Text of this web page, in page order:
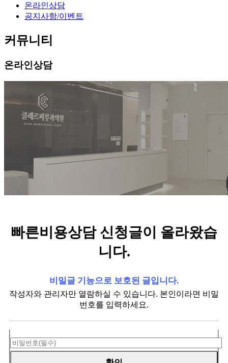
온라인상담
공지사항/이벤트
커뮤니티
온라인상담
빠른비용상담 신청글이 올라왔습
니다.
비밀글 기능으로 보호된 글입니다.
작성자와 관리자만 열람하실 수 있습니다. 본인이라면 비밀
번호를 입력하세요.